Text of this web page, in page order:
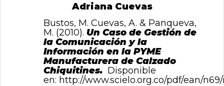
Adriana Cuevas
Bustos, M. Cuevas, A. & Panqueva,
M. (2010). Un Caso de Gestión de
la Comunicación y la
Información en la PYME
Manufacturera de Calzado
Chiquitines. Disponible
en: http://www.scielo.org.co/pdf/ean/n69/